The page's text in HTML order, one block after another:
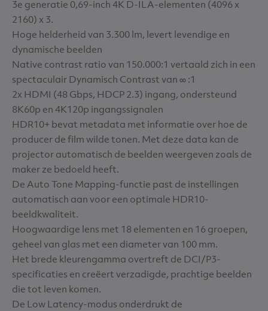
3e generatie 0,69-inch 4K D-ILA-elementen (4096 x
2160) x 3.
Hoge helderheid van 3.300 lm, levert levendige en
dynamische beelden
Native contrast ratio van 150.000:1 vertaald zich in een
spectaculair Dynamisch Contrast van ∞ :1
2x HDMI (48 Gbps, HDCP 2.3) ingang, ondersteund
8K60p en 4K120p ingangssignalen
HDR10+ bevat metadata met informatie over hoe de
producer de film wilde tonen. Met deze data kan de
projector automatisch de beelden weergeven zoals de
maker ze bedoeld heeft.
De Auto Tone Mapping-functie past de instellingen
automatisch aan voor een optimale HDR10-
beeldkwaliteit.
Hoogwaardige lens met 18 elementen en 16 groepen,
geheel van glas met een diameter van 100 mm.
Het brede kleurengamma overtreft de DCI/P3-
specificaties en creëert verzadigde, prachtige beelden
die tot leven komen.
De Low Latency-modus onderdrukt de